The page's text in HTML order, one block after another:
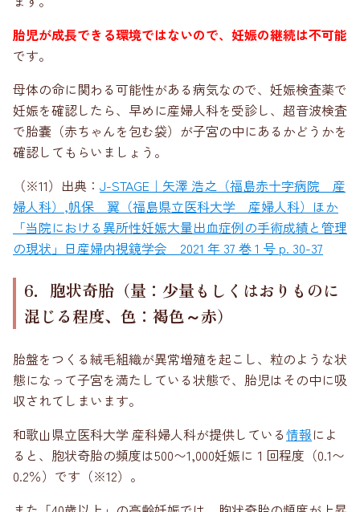
胎児が成長できる環境ではないので、妊娠の継続は不可能
です。
母体の命に関わる可能性がある病気なので、妊娠検査薬で
妊娠を確認したら、早めに産婦人科を受診し、超音波検査
で胎嚢（赤ちゃんを包む袋）が子宮の中にあるかどうかを
確認してもらいましょう。
（※11）出典： J-STAGE｜矢澤 浩之（福島赤十字病院 産
婦人科）,帆保 翼（福島県立医科大学 産婦人科）ほか
「当院における異所性妊娠大量出血症例の手術成績と管理
の現状」日産婦内視鏡学会 2021 年 37 巻 1 号 p. 30-37
6．胞状奇胎（量：少量もしくはおりものに
混じる程度、色：褐色～赤）
胎盤をつくる絨毛組織が異常増殖を起こし、粒のような状
態になって子宮を満たしている状態で、胎児はその中に吸
収されてしまいます。
和歌山県立医科大学 産科婦人科が提供している情報によ
ると、胞状奇胎の頻度は500〜1,000妊娠に１回程度（0.1〜
0.2％）です（※12）。